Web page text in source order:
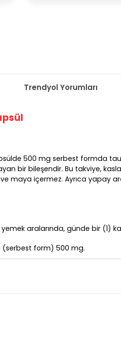
Trendyol Yorumları
500 mg serbest formda
bir bileşendir. Bu takviye,
maya içermez. Ayrıca yapay
aralarında, günde bir (1)
(serbest form) 500 mg.